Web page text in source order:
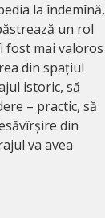
la îndemînă,
un rol
fost mai valoros
din spațiul
istoric, să
– practic, să
din
va avea